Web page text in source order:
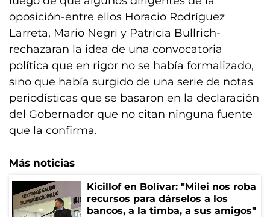
oposición-entre ellos Horacio Rodríguez
Larreta, Mario Negri y Patricia Bullrich-
rechazaran la idea de una convocatoria
política que en rigor no se había formalizado,
sino que había surgido de una serie de notas
periodísticas que se basaron en la declaración
del Gobernador que no citan ninguna fuente
que la confirma.
Más noticias
Kicillof en Bolívar: "Milei nos roba
recursos para dárselos a los
bancos, a la timba, a sus amigos"